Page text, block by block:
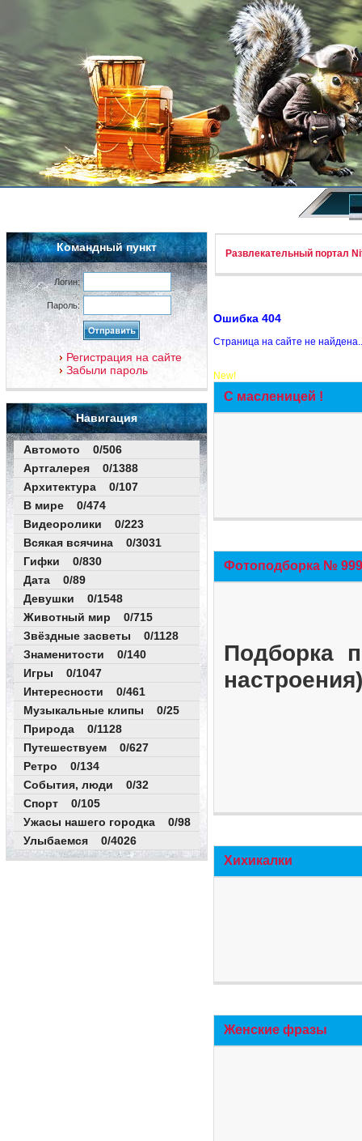
Командный пункт
Логин:
Пароль:
Регистрация на сайте
Забыли пароль
Навигация
Автомото 0/506
Артгалерея 0/1388
Архитектура 0/107
В мире 0/474
Видеоролики 0/223
Всякая всячина 0/3031
Гифки 0/830
Дата 0/89
Девушки 0/1548
Животный мир 0/715
Звёздные засветы 0/1128
Знаменитости 0/140
Игры 0/1047
Интересности 0/461
Музыкальные клипы 0/25
Природа 0/1128
Путешествуем 0/627
Ретро 0/134
События, люди 0/32
Спорт 0/105
Ужасы нашего городка 0/98
Улыбаемся 0/4026
Развлекательный портал
Ошибка 404
Страница на сайте не
New!
С масленицей !
Фотоподборка №
Подборка
Хихикалки
Женские фразы